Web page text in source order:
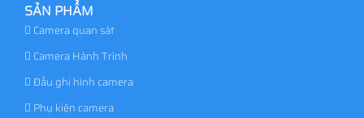
SẢN PHẨM
Camera quan sát
Camera Hành Trình
Đầu ghi hình camera
Phụ kiện camera